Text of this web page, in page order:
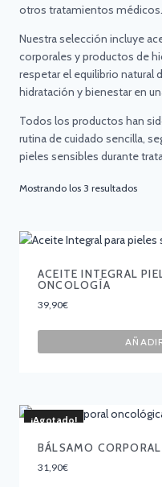
otros tratamientos médicos.
Nuestra selección incluye
corporales y productos de
respetar el equilibrio natural
hidratación y bienestar en
Todos los productos han
rutina de cuidado sencilla,
pieles sensibles durante
Mostrando los 3 resultados
ACEITE INTEGRAL
ONCOLOGÍA
39,90€
¡Agotado!
BÁLSAMO
31,90€